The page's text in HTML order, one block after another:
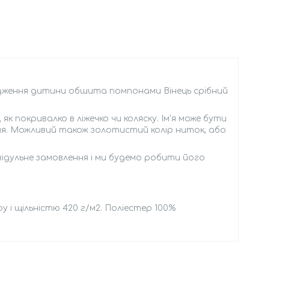
дитини обшита помпонами Вінець срібний
покривалко в ліжечко чи коляску. Ім'я може бути
Можливий також золотистий колір ниток, або
замовлення і ми будемо робити його
і щільністю 420 г/м2. Поліестер 100%